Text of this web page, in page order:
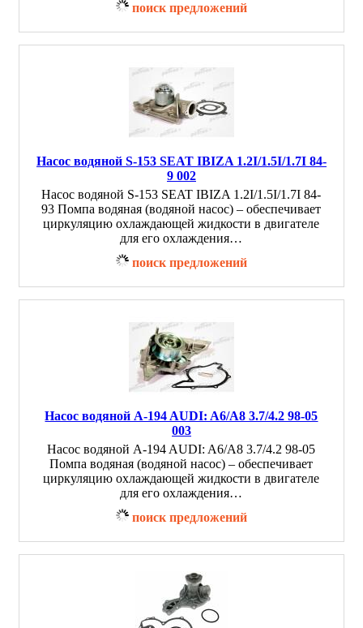
поиск предложений
Насос водяной S-153 SEAT IBIZA 1.2I/1.5I/1.7I 84-
9 002
Насос водяной S-153 SEAT IBIZA 1.2I/1.5I/1.7I 84-
93 Помпа водяная (водяной насос) – обеспечивает
циркуляцию охлаждающей жидкости в двигателе
для его охлаждения…
поиск предложений
Насос водяной A-194 AUDI: A6/A8 3.7/4.2 98-05
003
Насос водяной A-194 AUDI: A6/A8 3.7/4.2 98-05
Помпа водяная (водяной насос) – обеспечивает
циркуляцию охлаждающей жидкости в двигателе
для его охлаждения…
поиск предложений